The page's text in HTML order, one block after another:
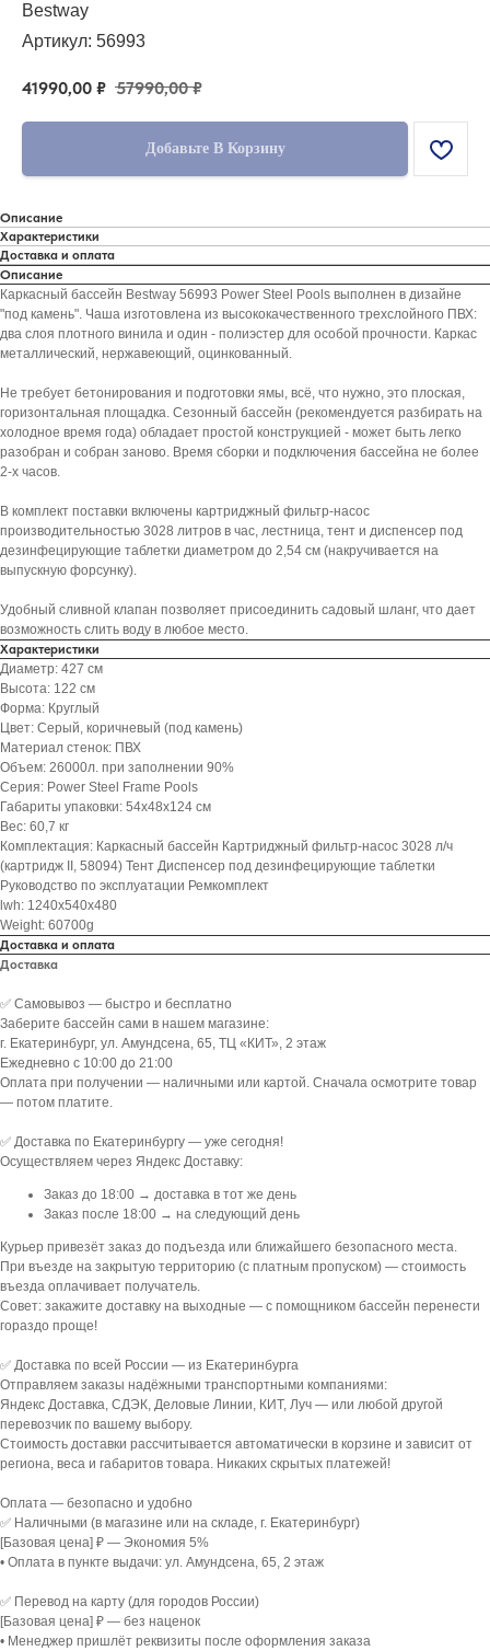
Bestway
Артикул: 56993
41990,00 ₽ 57990,00 ₽
Добавьте В Корзину
Описание
Характеристики
Доставка и оплата
Описание
Каркасный бассейн Bestway 56993 Power Steel Pools выполнен в дизайне
"под камень". Чаша изготовлена из высококачественного трехслойного ПВХ:
два слоя плотного винила и один - полиэстер для особой прочности. Каркас
металлический, нержавеющий, оцинкованный.
Не требует бетонирования и подготовки ямы, всё, что нужно, это плоская,
горизонтальная площадка. Сезонный бассейн (рекомендуется разбирать на
холодное время года) обладает простой конструкцией - может быть легко
разобран и собран заново. Время сборки и подключения бассейна не более
2-х часов.
В комплект поставки включены картриджный фильтр-насос
производительностью 3028 литров в час, лестница, тент и диспенсер под
дезинфецирующие таблетки диаметром до 2,54 см (накручивается на
выпускную форсунку).
Удобный сливной клапан позволяет присоединить садовый шланг, что дает
возможность слить воду в любое место.
Характеристики
Диаметр: 427 см
Высота: 122 см
Форма: Круглый
Цвет: Серый, коричневый (под камень)
Материал стенок: ПВХ
Объем: 26000л. при заполнении 90%
Серия: Power Steel Frame Pools
Габариты упаковки: 54х48х124 см
Вес: 60,7 кг
Комплектация: Каркасный бассейн Картриджный фильтр-насос 3028 л/ч
(картридж II, 58094) Тент Диспенсер под дезинфецирующие таблетки
Руководство по эксплуатации Ремкомплект
lwh: 1240x540x480
Weight: 60700g
Доставка и оплата
Доставка
✅ Самовывоз — быстро и бесплатно
Заберите бассейн сами в нашем магазине:
г. Екатеринбург, ул. Амундсена, 65, ТЦ «КИТ», 2 этаж
Ежедневно с 10:00 до 21:00
Оплата при получении — наличными или картой. Сначала осмотрите товар
— потом платите.
✅ Доставка по Екатеринбургу — уже сегодня!
Осуществляем через Яндекс Доставку:
Заказ до 18:00 → доставка в тот же день
Заказ после 18:00 → на следующий день
Курьер привезёт заказ до подъезда или ближайшего безопасного места.
При въезде на закрытую территорию (с платным пропуском) — стоимость
въезда оплачивает получатель.
Совет: закажите доставку на выходные — с помощником бассейн перенести
гораздо проще!
✅ Доставка по всей России — из Екатеринбурга
Отправляем заказы надёжными транспортными компаниями:
Яндекс Доставка, СДЭК, Деловые Линии, КИТ, Луч — или любой другой
перевозчик по вашему выбору.
Стоимость доставки рассчитывается автоматически в корзине и зависит от
региона, веса и габаритов товара. Никаких скрытых платежей!
Оплата — безопасно и удобно
✅ Наличными (в магазине или на складе, г. Екатеринбург)
[Базовая цена] ₽ — Экономия 5%
• Оплата в пункте выдачи: ул. Амундсена, 65, 2 этаж
✅ Перевод на карту (для городов России)
[Базовая цена] ₽ — без наценок
• Менеджер пришлёт реквизиты после оформления заказа